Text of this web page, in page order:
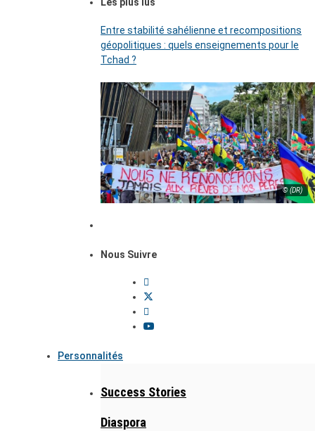
Entre stabilité sahélienne et recompositions
géopolitiques : quels enseignements pour le
Tchad ?
© (DR)
Nous Suivre
Personnalités
Success Stories
Diaspora